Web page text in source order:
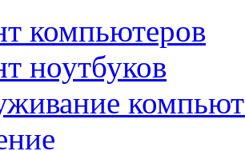
компьютеров
ноутбуков